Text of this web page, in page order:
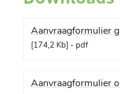
Aanvraagformulier
174,2 Kb pdf
Aanvraagformulier